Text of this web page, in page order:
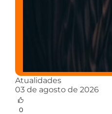
Atualidades
03 de agosto de 2026
0